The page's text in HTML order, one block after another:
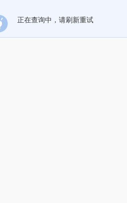
正在查询中，请刷新重试